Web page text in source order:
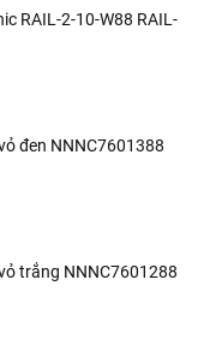
RAIL-2-10-W88 RAIL-
đen NNNC7601388
trắng NNNC7601288